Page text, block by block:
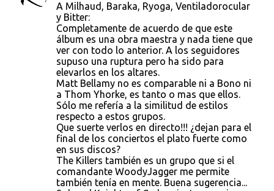
A Milhaud, Baraka, Ryoga, Ventiladorocular
y Bitter:
Completamente de acuerdo de que este
álbum es una obra maestra y nada tiene que
ver con todo lo anterior. A los seguidores
supuso una ruptura pero ha sido para
elevarlos en los altares.
Matt Bellamy no es comparable ni a Bono ni
a Thom Yhorke, es tanto o mas que ellos.
Sólo me refería a la similitud de estilos
respecto a estos grupos.
Que suerte verlos en directo!!! ¿dejan para el
final de los conciertos el plato fuerte como
en sus discos?
The Killers también es un grupo que si el
comandante WoodyJagger me permite
también tenía en mente. Buena sugerencia...